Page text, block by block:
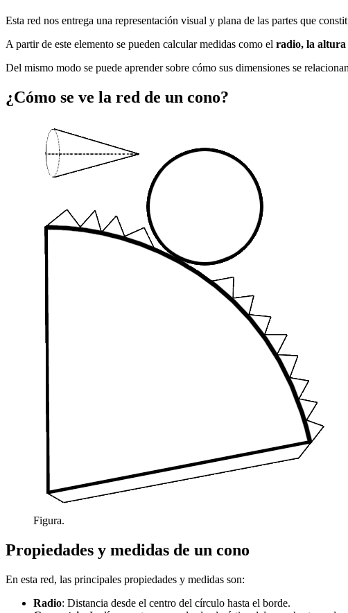
Esta red nos entrega una representación visual y plana de las partes que
A partir de este elemento se pueden calcular medidas como el radio, la
Del mismo modo se puede aprender sobre cómo sus dimensiones se
¿Cómo se ve la red de un cono?
Figura.
Propiedades y medidas de un cono
En esta red, las principales propiedades y medidas son:
Radio: Distancia desde el centro del círculo hasta el borde.